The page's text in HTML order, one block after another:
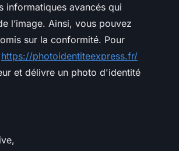
informatiques avancés qui
l’image. Ainsi, vous pouvez
sur la conformité. Pour
https://photoidentiteexpress.fr/
et délivre un photo d'identité